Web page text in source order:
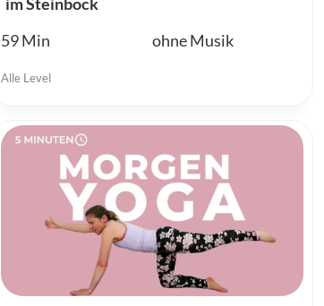
59
ohne Musik
Alle Level